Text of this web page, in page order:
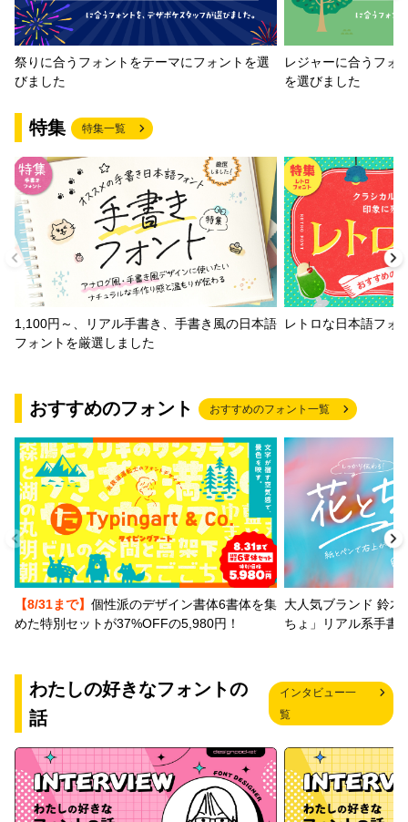
祭りに合うフォントをテーマにフォントを選
びました
レジャーに合うフォ
を選びました
特集 特集一覧
1,100円～、リアル手書き、手書き風の日本語
フォントを厳選しました
レトロな日本語フォ
おすすめのフォント おすすめのフォント一覧
【8/31まで】 個性派のデザイン書体6書体を集
めた特別セットが37%OFFの5,980円！
大人気ブランド 鈴木
ちょ」リアル系手書
わたしの好きなフォントの
話
インタビュー一
覧